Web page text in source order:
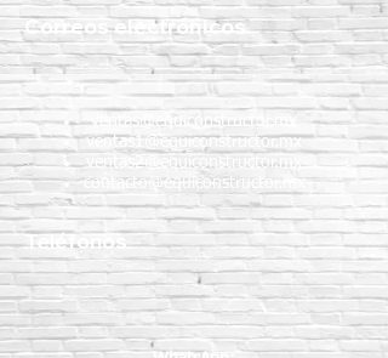
Correos electrónicos
ventas@equiconstructor.mx
ventas1@equiconstructor.mx
ventas2@equiconstructor.mx
contacto@equiconstructor.mx
Teléfonos